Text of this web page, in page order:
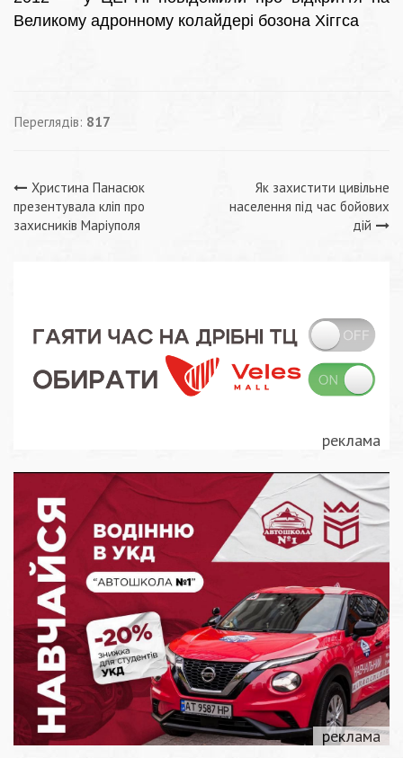
Великому адронному колайдері бозона Хіггса
Переглядів: 817
Навігація
записів
Христина Панасюк
презентувала кліп про
захисників Маріуполя
Як захистити цивільне
населення під час бойових
дій